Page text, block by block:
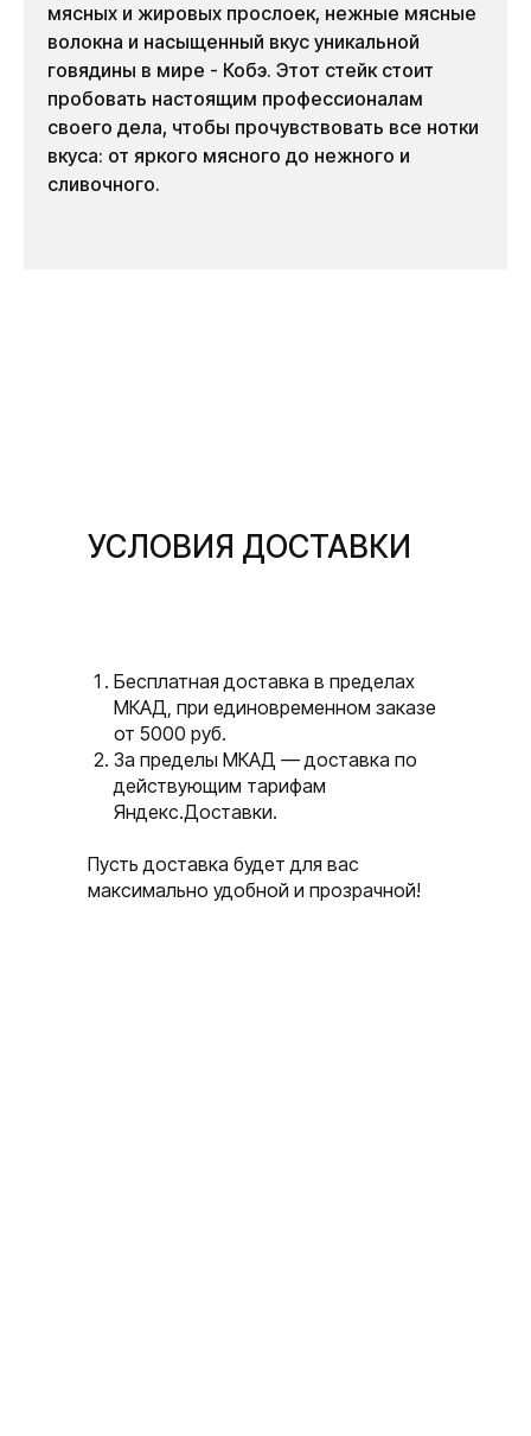
мясных и жировых прослоек, нежные мясные
волокна и насыщенный вкус уникальной
говядины в мире - Кобэ. Этот стейк стоит
пробовать настоящим профессионалам
своего дела, чтобы прочувствовать все нотки
вкуса: от яркого мясного до нежного и
сливочного.
УСЛОВИЯ ДОСТАВКИ
Бесплатная доставка в пределах
МКАД, при единовременном заказе
от 5000 руб.
За пределы МКАД — доставка по
действующим тарифам
Яндекс.Доставки.
Пусть доставка будет для вас
максимально удобной и прозрачной!
Написать в Telegram